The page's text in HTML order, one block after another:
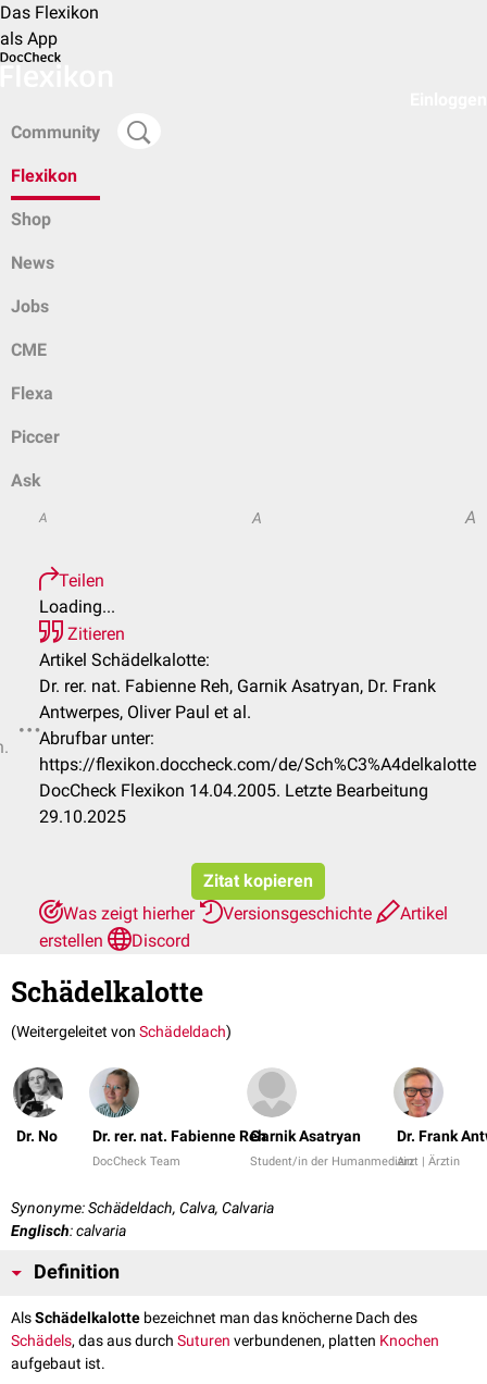
Das Flexikon
als App
Community
Flexikon
Shop
News
Jobs
CME
Flexa
Piccer
Ask
A A A
Teilen
Loading...
Zitieren
Artikel Schädelkalotte:
Dr. rer. nat. Fabienne Reh, Garnik Asatryan, Dr. Frank
Antwerpes, Oliver Paul et al.
Abrufbar unter:
https://flexikon.doccheck.com/de/Sch%C3%A4delkalotte
DocCheck Flexikon 14.04.2005. Letzte Bearbeitung
29.10.2025
Zitat kopieren
Was zeigt hierher
Versionsgeschichte
Artikel
erstellen
Discord
Schädelkalotte
(Weitergeleitet von Schädeldach)
Dr. No Dr. rer. nat. Fabienne Reh
DocCheck Team
Garnik Asatryan
Student/in der Humanmedizin
Dr. Frank
Arzt | Ärztin
Synonyme: Schädeldach, Calva, Calvaria
Englisch: calvaria
Definition
AlsSchädelkalotte bezeichnet man das knöcherne Dach des
Schädels, das aus durch Suturen verbundenen, platten Knochen
aufgebaut ist.